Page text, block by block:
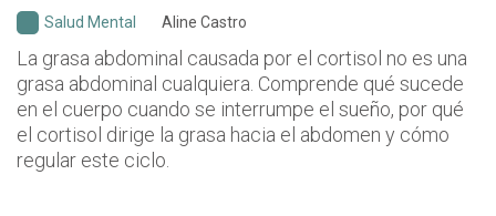
Salud Mental Aline Castro
La grasa abdominal causada por el cortisol no es una
grasa abdominal cualquiera. Comprende qué sucede
en el cuerpo cuando se interrumpe el sueño, por qué
el cortisol dirige la grasa hacia el abdomen y cómo
regular este ciclo.